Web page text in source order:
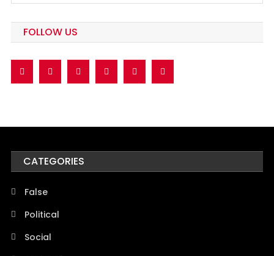
FOLLOW US
CATEGORIES
False
Political
Social